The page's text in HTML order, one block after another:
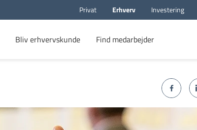
Privat Erhverv Investering
Bliv erhvervskunde Find medarbejder